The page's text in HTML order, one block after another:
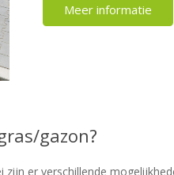
Meer informatie
gazon?
er verschillende